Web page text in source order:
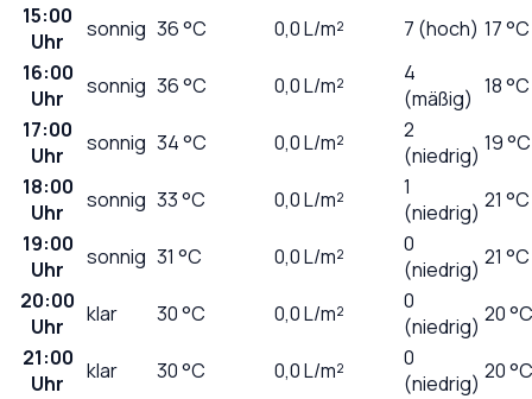
15:00
Uhr
sonnig 36°C 0,0L/m² 7 (hoch) 17 °C
16:00
Uhr
sonnig 36°C 0,0L/m²
4
(mäßig) 18 °C
17:00
Uhr
sonnig 34°C 0,0L/m²
2
(niedrig) 19 °C
18:00
Uhr
sonnig 33°C 0,0L/m²
1
(niedrig) 21 °C
19:00
Uhr
sonnig 31 °C 0,0L/m²
0
(niedrig) 21 °C
20:00
Uhr
klar 30°C 0,0L/m²
0
(niedrig) 20 °C
21:00
Uhr
klar 30°C 0,0L/m²
0
(niedrig) 20 °C